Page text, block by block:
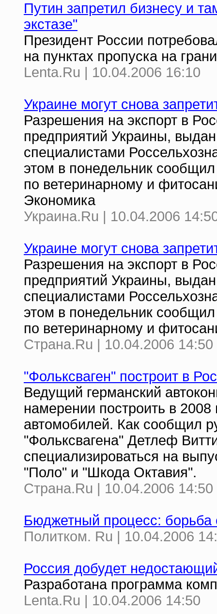
Путин запретил бизнесу и
экстазе"
Президент России
на пунктах пропуска на
Lenta.Ru | 10.04.2006 16:10
Украине могут снова
Разрешения на экспорт в
предприятий Украины,
специалистами
этом в понедельник
по ветеринарному и
Экономика
Украина.Ru | 10.04.2006
Украине могут снова
Разрешения на экспорт в
предприятий Украины,
специалистами
этом в понедельник
по ветеринарному и
Страна.Ru | 10.04.2006 14:50
"Фольксваген" построит в
Ведущий германский
намерении построить в 2008
автомобилей. Как сообщил
"Фольксвагена" Детлеф
специализироваться на
"Поло" и "Шкода Октавия".
Страна.Ru | 10.04.2006 14:50
Бюджетный процесс: борьба
Политком. Ru | 10.04.2006
Россия добудет
Разработана программа
Lenta.Ru | 10.04.2006 14:50